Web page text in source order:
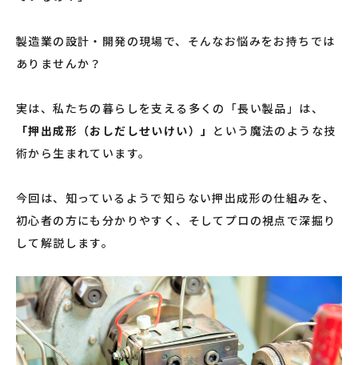
製造業の設計・開発の現場で、そんなお悩みをお持ちでは
ありませんか？
実は、私たちの暮らしを支える多くの「長い製品」は、
「押出成形（おしだしせいけい）」 という魔法のような技
術から生まれています。
今回は、知っているようで知らない押出成形の仕組みを、
初心者の方にも分かりやすく、そしてプロの視点で深掘り
して解説します。